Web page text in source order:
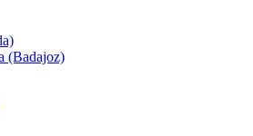
(Badajoz)